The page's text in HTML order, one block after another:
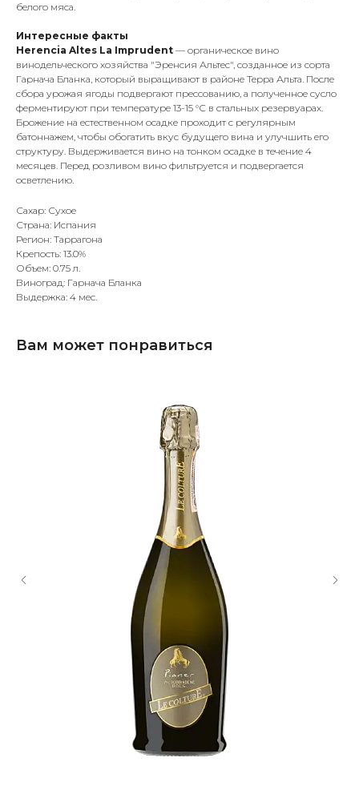
белого мяса.
Интересные факты
Herencia Altes La Imprudent — органическое вино
винодельческого хозяйства "Эренсия Альтес", созданное из сорта
Гарнача Бланка, который выращивают в районе Терра Альта. После
сбора урожая ягоды подвергают прессованию, а полученное сусло
ферментируют при температуре 13-15 °С в стальных резервуарах.
Брожение на естественном осадке проходит с регулярным
батоннажем, чтобы обогатить вкус будущего вина и улучшить его
структуру. Выдерживается вино на тонком осадке в течение 4
месяцев. Перед розливом вино фильтруется и подвергается
осветлению.
Сахар: Сухое
Страна: Испания
Регион: Таррагона
Крепость: 13.0%
Объем: 0.75 л.
Виноград: Гарнача Бланка
Выдержка: 4 мес.
Вам может понравиться